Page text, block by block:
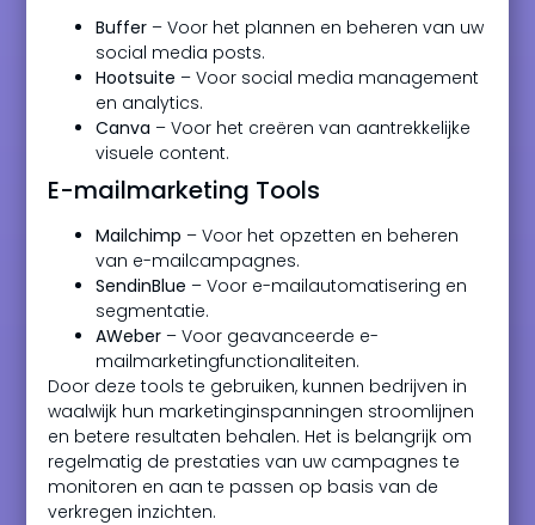
Buffer – Voor het plannen en beheren van uw
social media posts.
Hootsuite – Voor social media management
en analytics.
Canva – Voor het creëren van aantrekkelijke
visuele content.
E-mailmarketing Tools
Mailchimp – Voor het opzetten en beheren
van e-mailcampagnes.
SendinBlue – Voor e-mailautomatisering en
segmentatie.
AWeber – Voor geavanceerde e-
mailmarketingfunctionaliteiten.
Door deze tools te gebruiken, kunnen bedrijven in
waalwijk hun marketinginspanningen stroomlijnen
en betere resultaten behalen. Het is belangrijk om
regelmatig de prestaties van uw campagnes te
monitoren en aan te passen op basis van de
verkregen inzichten.